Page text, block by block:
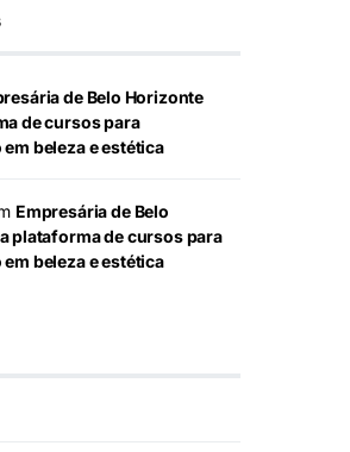
de Belo Horizonte
de cursos para
beleza e estética
Empresária de Belo
plataforma de cursos para
beleza e estética